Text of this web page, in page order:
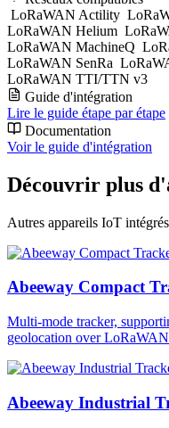
LoRaWAN Actility
LoRaWAN Helium
LoRaWAN MachineQ
LoRaWAN SenRa
LoRaWAN TTI/TTN v3
Guide d'intégration
Lire le guide étape par étape
Documentation
Voir le guide d'intégration
Découvrir plus
Autres appareils IoT
Abeeway Compact
Multi-mode tracker,
geolocation over
Abeeway Industrial